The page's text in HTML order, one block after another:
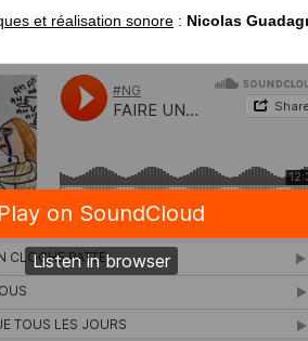
et réalisation sonore : Nicolas